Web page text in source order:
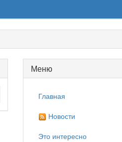
Меню
Главная
Новости
Это интересно